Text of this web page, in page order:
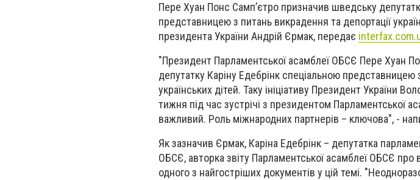
Пере Хуан Понс Самп’єтро призначив шведську
представницею з питань викрадення та депортації
президента України Андрій Єрмак, передає
"Президент Парламентської асамблеї ОБСЄ Пере Хуан
депутатку Каріну Едебрінк спеціальною представницею
українських дітей. Таку ініціативу Президент України
тижня під час зустрічі з президентом Парламентської
важливий. Роль міжнародних партнерів – ключова", -
Як зазначив Єрмак, Каріна Едебрінк – депутатка
ОБСЄ, авторка звіту Парламентської асамблеї ОБСЄ про
одного з найгостріших документів у цій темі.